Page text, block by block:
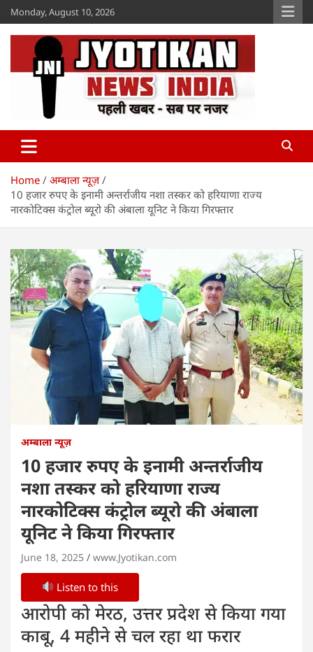
Skip
to
content
Monday, August 10, 2026
Jyotikan
Home
अम्बाला न्यूज़
10 हजार रुपए के इनामी अन्तर्राजीय नशा तस्कर को हरियाणा राज्य
नारकोटिक्स कंट्रोल ब्यूरो की अंबाला यूनिट ने किया गिरफ्तार
अम्बाला न्यूज़
10 हजार रुपए के इनामी अन्तर्राजीय
नशा तस्कर को हरियाणा राज्य
नारकोटिक्स कंट्रोल ब्यूरो की अंबाला
यूनिट ने किया गिरफ्तार
June 18, 2025 www.Jyotikan.com
Listen to this
आरोपी को मेरठ, उत्तर प्रदेश से किया गया
काबू, 4 महीने से चल रहा था फरार